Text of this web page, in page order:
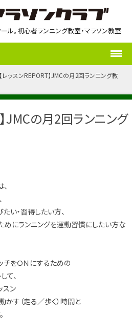
ル。初心者ランニング教室・マラソン教室
【レッスンREPORT】JMCの月2回ランニング教
JMCの月2回ランニング
い・習得したい方、
めにランニングを運動習慣にしたい方な
チをＯＮにするための
て、
スン
す（走る／歩く）時間と